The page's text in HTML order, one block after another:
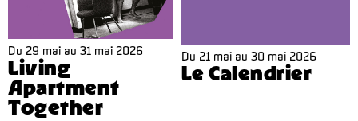
Du 29 mai au 31 mai 2026
Living
Apartment
Together
Du 21 maiau 30 mai 2026
Le Calendrier